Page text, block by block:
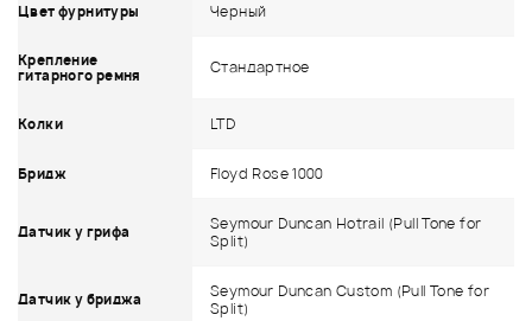
Цвет фурнитуры Черный
Крепление
гитарного ремня
Стандартное
Колки LTD
Бридж Floyd Rose 1000
Датчик у грифа
Seymour Duncan Hotrail (Pull Tone for
Split)
Датчик у бриджа
Seymour Duncan Custom (Pull Tone for
Split)